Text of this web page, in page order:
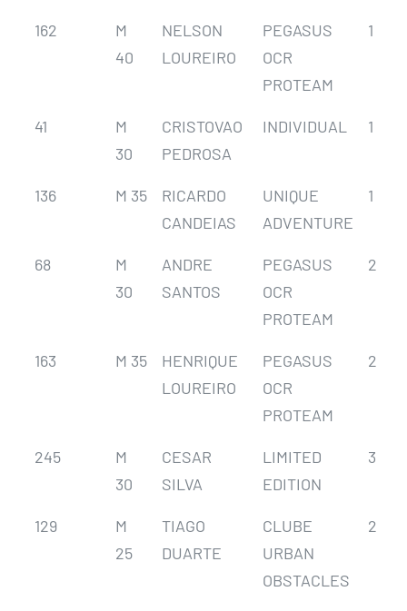
162
M
40
NELSON
LOUREIRO
PEGASUS
OCR
PROTEAM
1
41
M
30
CRISTOVAO
PEDROSA
INDIVIDUAL 1
136 M 35
RICARDO
CANDEIAS
UNIQUE
ADVENTURE
1
68
M
30
ANDRE
SANTOS
PEGASUS
OCR
PROTEAM
2
163 M 35
HENRIQUE
LOUREIRO
PEGASUS
OCR
PROTEAM
2
245
M
30
CESAR
SILVA
LIMITED
EDITION
3
129
M
25
TIAGO
DUARTE
CLUBE
URBAN
OBSTACLES
2